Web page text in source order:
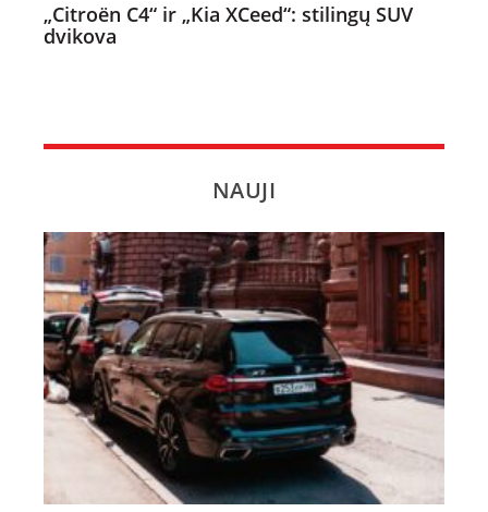
„Citroën C4“ ir „Kia XCeed“: stilingų SUV
dvikova
NAUJI